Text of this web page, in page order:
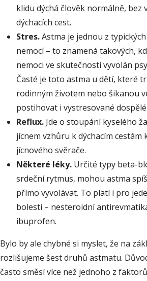
klidu dýchá člověk normálně, bez
dýchacích cest.
Stres.Astma je jednou z
nemocí – to znamená takových,
nemoci ve skutečnosti vyvolán
Časté je toto astma u dětí, které
rodinným životem nebo šikanou
postihovat i vystresované dospělé
Reflux. Jde o stoupání kyselého
jícnem vzhůru k dýchacím
jícnového svěrače.
Některé léky. Určité typy beta-
srdeční rytmus, mohou astma
přímo vyvolávat. To platí i pro
bolesti – nesteroidní
ibuprofen.
Bylo by ale chybné si myslet, že na
rozlišujeme šest druhů astmatu.
často směsí více než jednoho z